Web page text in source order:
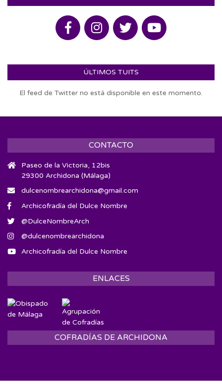
ÚLTIMOS TUITS
El feed de Twitter no está disponible en este momento.
CONTACTO
Paseo de la Victoria, 12bis
29300 Archidona (Málaga)
dulcenombrearchidona@gmail.com
Archicofradía del Dulce Nombre
@DulceNombreArch
@dulcenombrearchidona
Archicofradía del Dulce Nombre
ENLACES
COFRADÍAS DE ARCHIDONA